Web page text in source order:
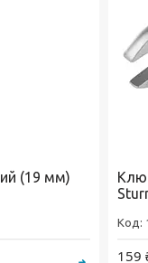
(19 мм)
159